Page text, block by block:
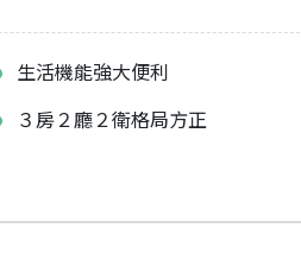
生活機能強大便利
３房２廳２衛格局方正